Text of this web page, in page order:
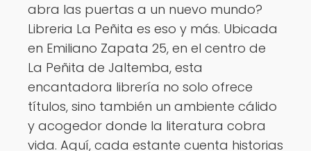
abra las puertas a un nuevo mundo?
Libreria La Peñita es eso y más. Ubicada
en Emiliano Zapata 25, en el centro de
La Peñita de Jaltemba, esta
encantadora librería no solo ofrece
títulos, sino también un ambiente cálido
y acogedor donde la literatura cobra
vida. Aquí, cada estante cuenta historias